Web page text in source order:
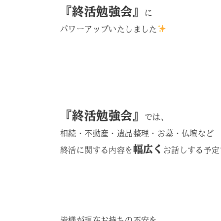
『終活勉強会』 に
パワーアップいたしました
『終活勉強会』 では、
相続・不動産・遺品整理・お墓・仏壇など
終活に関する内容を幅広く お話しする予